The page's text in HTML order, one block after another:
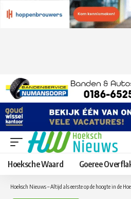
Hoeksche Waard Goeree
Hoeksch Nieuws – Altijd als eerste op de hoogte in de